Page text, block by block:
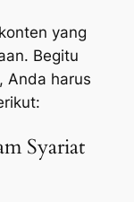
yang
Begitu
Anda harus
Syariat